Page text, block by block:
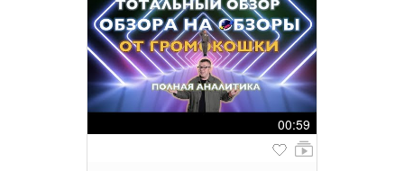
00:59